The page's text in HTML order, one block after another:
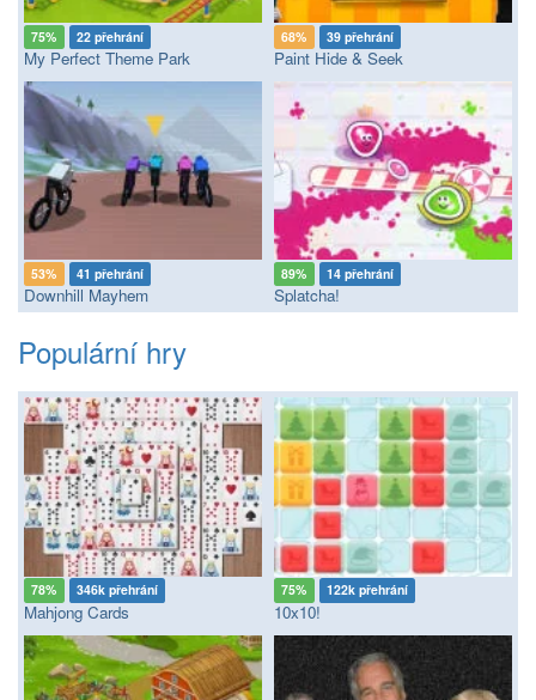
75% 22 přehrání
My Perfect Theme Park
68% 39 přehrání
Paint Hide & Seek
53% 41 přehrání
Downhill Mayhem
89% 14 přehrání
Splatcha!
Populární hry
78% 346k přehrání
Mahjong Cards
75% 122k přehrání
10x10!